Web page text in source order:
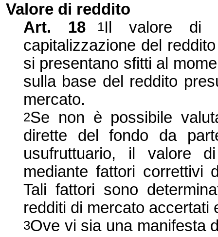
Valore di reddito
Art. 18
1Il valore di
capitalizzazione del
si presentano sfitti al
sulla base del reddito
mercato.
2Se non è possibile
dirette del fondo da
usufruttuario, il valore
mediante fattori correttivi
Tali fattori sono
redditi di mercato accertati
3Ove vi sia una manifesta